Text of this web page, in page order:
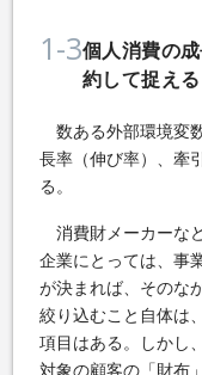
1-3個人消費の
約して捉える
数ある外部環境変
長率（伸び率）、牽
る。
消費財メーカーな
企業にとっては、事
が決まれば、そのな
絞り込むこと自体は
項目はある。しかし
対象の顧客の「財布